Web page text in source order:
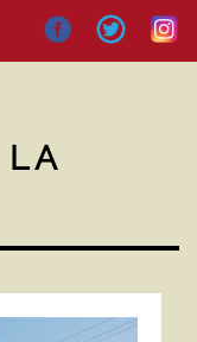
LA